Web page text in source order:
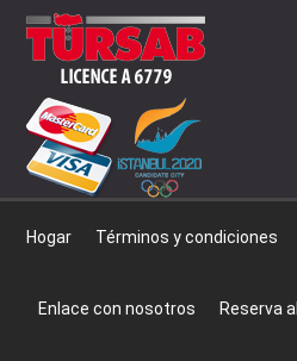
Hogar Términos y condiciones
Enlace con nosotros Reserva